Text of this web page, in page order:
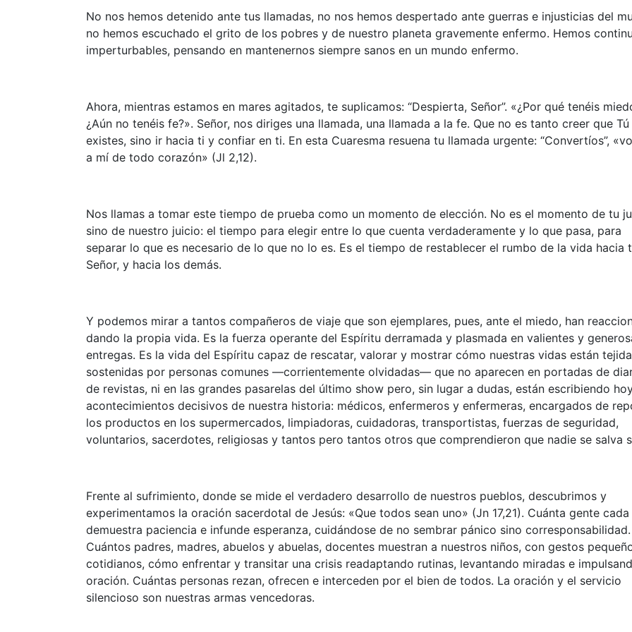
No nos hemos detenido ante tus llamadas, no nos hemos despertado ante guerras e injusticias del
no hemos escuchado el grito de los pobres y de nuestro planeta gravemente enfermo. Hemos
imperturbables, pensando en mantenernos siempre sanos en un mundo enfermo.
Ahora, mientras estamos en mares agitados, te suplicamos: “Despierta, Señor”. «¿Por qué tenéis
¿Aún no tenéis fe?». Señor, nos diriges una llamada, una llamada a la fe. Que no es tanto creer que Tú
existes, sino ir hacia ti y confiar en ti. En esta Cuaresma resuena tu llamada urgente: “Convertíos”,
a mí de todo corazón» (Jl 2,12).
Nos llamas a tomar este tiempo de prueba como un momento de elección. No es el momento de tu
sino de nuestro juicio: el tiempo para elegir entre lo que cuenta verdaderamente y lo que pasa, para
separar lo que es necesario de lo que no lo es. Es el tiempo de restablecer el rumbo de la vida hacia
Señor, y hacia los demás.
Y podemos mirar a tantos compañeros de viaje que son ejemplares, pues, ante el miedo, han
dando la propia vida. Es la fuerza operante del Espíritu derramada y plasmada en valientes y
entregas. Es la vida del Espíritu capaz de rescatar, valorar y mostrar cómo nuestras vidas están
sostenidas por personas comunes —corrientemente olvidadas— que no aparecen en portadas de
de revistas, ni en las grandes pasarelas del último show pero, sin lugar a dudas, están escribiendo
acontecimientos decisivos de nuestra historia: médicos, enfermeros y enfermeras, encargados de
los productos en los supermercados, limpiadoras, cuidadoras, transportistas, fuerzas de seguridad,
voluntarios, sacerdotes, religiosas y tantos pero tantos otros que comprendieron que nadie se salva
Frente al sufrimiento, donde se mide el verdadero desarrollo de nuestros pueblos, descubrimos y
experimentamos la oración sacerdotal de Jesús: «Que todos sean uno» (Jn 17,21). Cuánta gente
demuestra paciencia e infunde esperanza, cuidándose de no sembrar pánico sino corresponsabilidad.
Cuántos padres, madres, abuelos y abuelas, docentes muestran a nuestros niños, con gestos
cotidianos, cómo enfrentar y transitar una crisis readaptando rutinas, levantando miradas e
oración. Cuántas personas rezan, ofrecen e interceden por el bien de todos. La oración y el servicio
silencioso son nuestras armas vencedoras.